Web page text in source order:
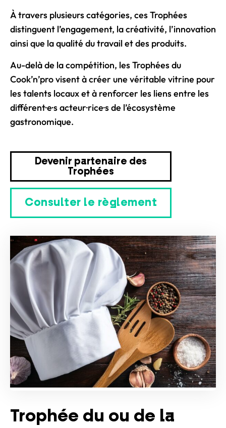
À travers plusieurs catégories, ces Trophées
distinguent l’engagement, la créativité, l’innovation
ainsi que la qualité du travail et des produits.
Au-delà de la compétition, les Trophées du
Cook’n’pro visent à créer une véritable vitrine pour
les talents locaux et à renforcer les liens entre les
différent·e·s acteur·rice·s de l’écosystème
gastronomique.
Devenir partenaire des
Trophées
Consulter le règlement
Trophée du ou de la